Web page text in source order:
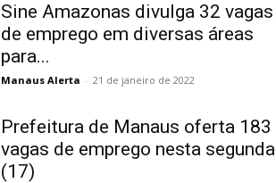
Sine Amazonas divulga 32 vagas
de emprego em diversas áreas
para...
Manaus Alerta - 21 de janeiro de 2022
Prefeitura de Manaus oferta 183
vagas de emprego nesta segunda
(17)